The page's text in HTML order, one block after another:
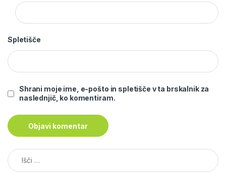
Spletišče
Shrani moje ime, e-pošto in spletišče v ta brskalnik za
naslednjič, ko komentiram.
Išči: